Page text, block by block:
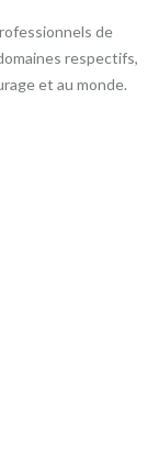
de
respectifs,
et au monde.